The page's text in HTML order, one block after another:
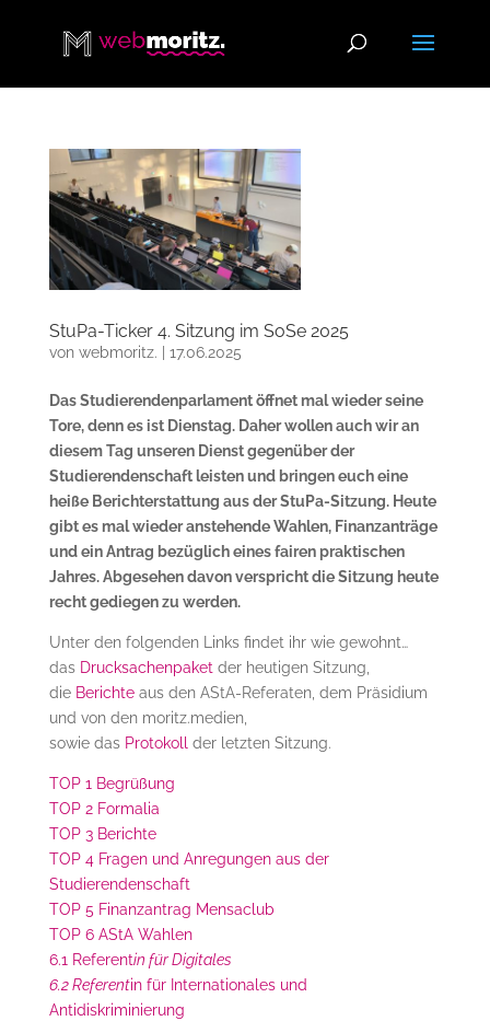
StuPa-Ticker 4. Sitzung im SoSe 2025
von webmoritz. 17.06.2025
Das Studierendenparlament öffnet mal wieder seine
Tore, denn es ist Dienstag. Daher wollen auch wir an
diesem Tag unseren Dienst gegenüber der
Studierendenschaft leisten und bringen euch eine
heiße Berichterstattung aus der StuPa-Sitzung. Heute
gibt es mal wieder anstehende Wahlen, Finanzanträge
und ein Antrag bezüglich eines fairen praktischen
Jahres. Abgesehen davon verspricht die Sitzung heute
recht gediegen zu werden.
Unter den folgenden Links findet ihr wie gewohnt…
das Drucksachenpaketder heutigen Sitzung,
die Berichteaus den AStA-Referaten, dem Präsidium
und von den moritz.medien,
sowie das Protokollder letzten Sitzung.
TOP 1 Begrüßung
TOP 2 Formalia
TOP 3 Berichte
TOP 4 Fragen und Anregungen aus der
Studierendenschaft
TOP 5 Finanzantrag Mensaclub
TOP 6 AStA Wahlen
6.1 Referentin für Digitales
6.2 Referentin für Internationales und
Antidiskriminierung